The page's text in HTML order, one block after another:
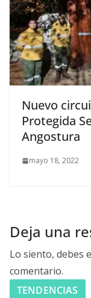
Nuevo
Protegida
Angostura
mayo 18, 2022
Deja una
Lo siento, debes
comentario.
TENDENCIAS